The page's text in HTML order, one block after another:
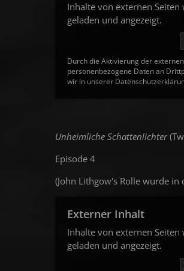
Inhalte von externen
geladen und angezeigt.
Durch die Aktivierung der
personenbezogene Daten an
wir in unserer
Unheimliche Schattenlichter
Episode 4
(John Lithgow's Rolle wurde
Externer Inhalt
Inhalte von externen
geladen und angezeigt.